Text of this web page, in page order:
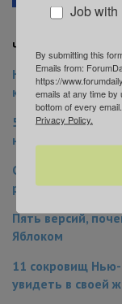
Читайте также на
Новый год не за
которые любят
50 преимуществ
него влюбиться
Синоптики
рекордно низкие
Пять версий,
Яблоком
11 сокровищ
увидеть в своей
Job
By submitting this
Emails from:
https://
emails at any time
bottom of every email.
Privacy Policy.